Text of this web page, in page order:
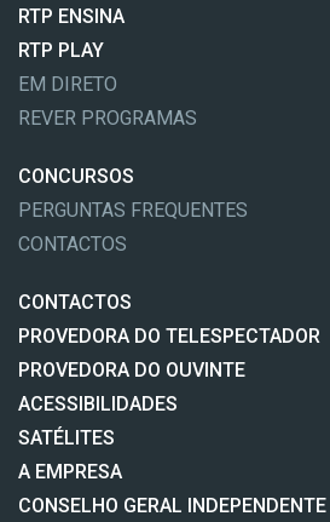
RTP ENSINA
RTP PLAY
EM DIRETO
REVER PROGRAMAS
CONCURSOS
PERGUNTAS FREQUENTES
CONTACTOS
CONTACTOS
PROVEDORA DO TELESPECTADOR
PROVEDORA DO OUVINTE
ACESSIBILIDADES
SATÉLITES
A EMPRESA
CONSELHO GERAL INDEPENDENTE